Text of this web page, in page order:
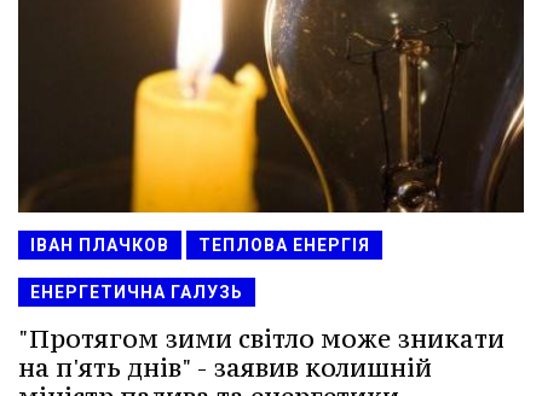
ІВАН ПЛАЧКОВ ТЕПЛОВА ЕНЕРГІЯ
ЕНЕРГЕТИЧНА ГАЛУЗЬ
"Протягом зими світло може зникати
на п'ять днів" - заявив колишній